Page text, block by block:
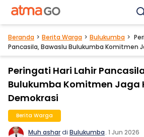
Beranda Berita Warga Bulukumba
Pancasila, Bawaslu Bulukumba Komitmen
Peringati Hari Lahir
Bulukumba Komitmen Jaga
Demokrasi
Berita Warga
Muh ashardi Bulukumba. 1 Jun 2026